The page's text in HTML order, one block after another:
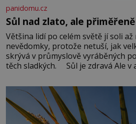
panidomu.cz
Sůl nad zlato, ale přiměřeně
Většina lidí po celém světě jí soli až
nevědomky, protože netuší, jak
skrývá v průmyslově vyráběných
těch sladkých. Sůl je zdravá Ale v
základní složky– sodík a chlór –
správné hospodaření